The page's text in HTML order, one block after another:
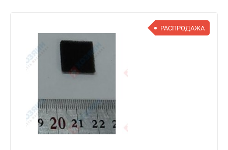
РАСПРОДАЖА